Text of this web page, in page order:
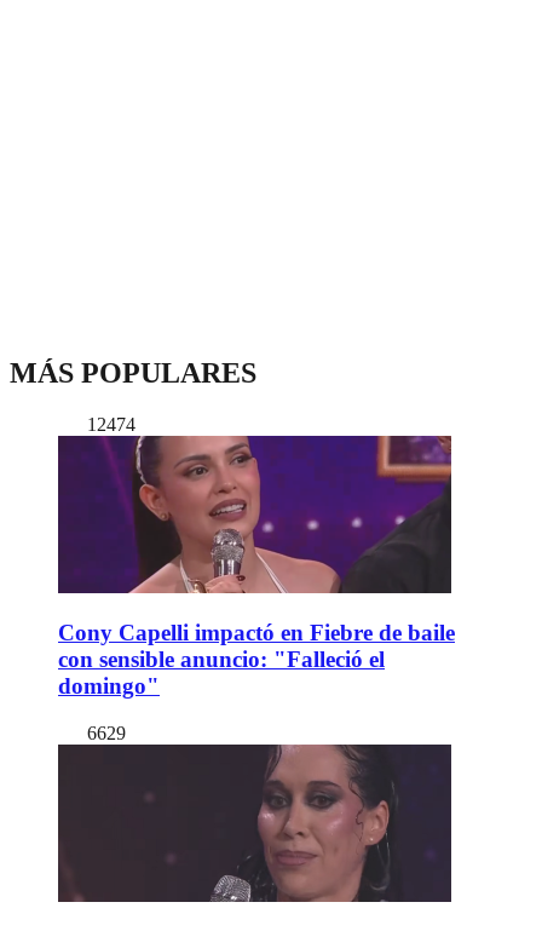
MÁS POPULARES
12474
Cony Capelli impactó en Fiebre de baile
con sensible anuncio: "Falleció el
domingo"
6629